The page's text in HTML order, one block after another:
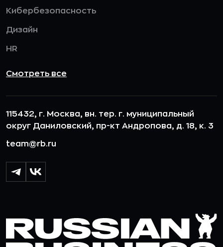
Кибербезопасность
Дизайн
HR
Смотреть все
115432, г. Москва, вн. тер. г. муниципальный
округ Даниловский, пр-кт Андропова, д. 18, к. 3
team@rb.ru